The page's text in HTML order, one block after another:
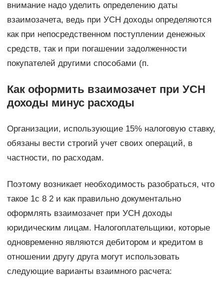
внимание надо уделить определению даты
взаимозачета, ведь при УСН доходы определяются
как при непосредственном поступлении денежных
средств, так и при погашении задолженности
покупателей другими способами (п.
Как оформить взаимозачет при УСН
доходы минус расходы
Организации, использующие 15% налоговую ставку,
обязаны вести строгий учет своих операций, в
частности, по расходам.
Поэтому возникает необходимость разобраться, что
такое 1с 8 2 и как правильно документально
оформлять взаимозачет при УСН доходы
юридическим лицам. Налогоплательщики, которые
одновременно являются дебитором и кредитом в
отношении другу друга могут использовать
следующие варианты взаимного расчета: